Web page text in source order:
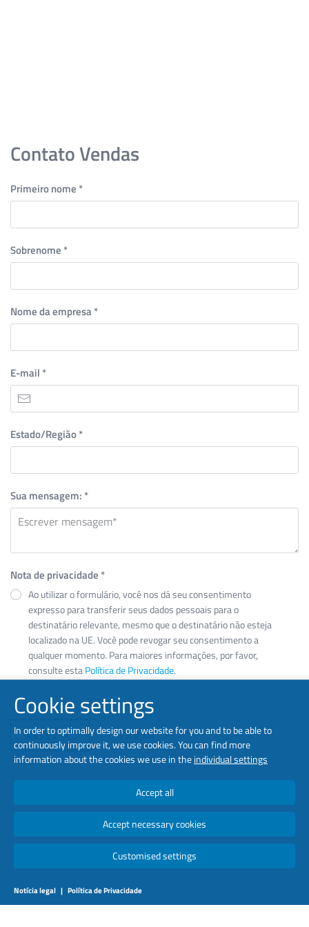
Contato Vendas
Primeiro nome *
Sobrenome *
Nome da empresa*
E-mail *
Estado/Região*
Sua mensagem: *
Nota de privacidade *
Ao utilizar o formulário, você nos dá seu consentimento
expresso para transferir seus dados pessoais para o
destinatário relevante, mesmo que o destinatário não esteja
localizado na UE. Você pode revogar seu consentimento a
qualquer momento. Para maiores informações, por favor,
consulte estaPolítica de Privacidade.
RESET ENVIAR
Cookie settings
In order to optimally design our website for you and to be able to
continuously improve it, we use cookies. You can find more
information about the cookies we use in theindividual settings
Accept all
Accept necessary cookies
Notícia legal | Política de Privacidade
Customised settings